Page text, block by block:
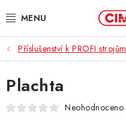
na
ZAHRADA, LES
DÍLNA, STAVBA
MILWAUKEE
Příslušenství k PROFI strojům
Plachta
Neohodnoceno